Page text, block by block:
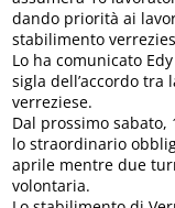
dando priorità ai
stabilimento
Lo ha comunicato
sigla dell’accordo
verreziese.
Dal prossimo sabato,
lo straordinario
aprile mentre due
volontaria.